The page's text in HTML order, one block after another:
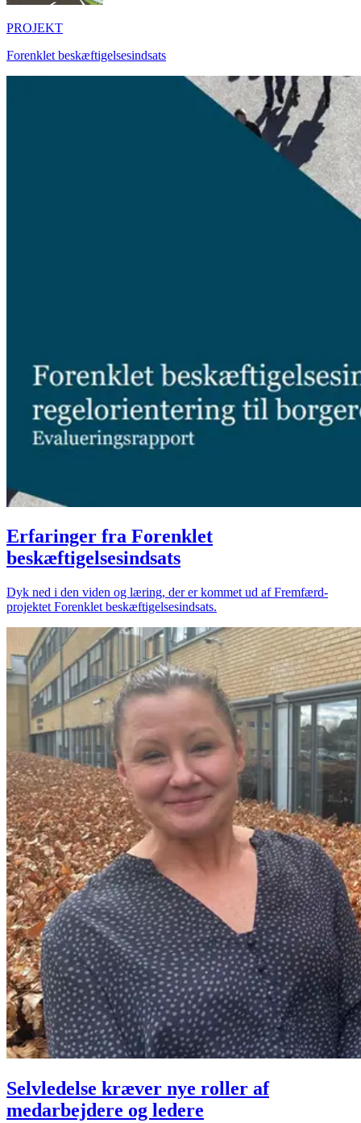
PROJEKT
Forenklet beskæftigelsesindsats
Erfaringer fra Forenklet
beskæftigelsesindsats
Dyk ned i den viden og læring, der er kommet ud af Fremfærd-
projektet Forenklet beskæftigelsesindsats.
Selvledelse kræver nye roller af
medarbejdere og ledere